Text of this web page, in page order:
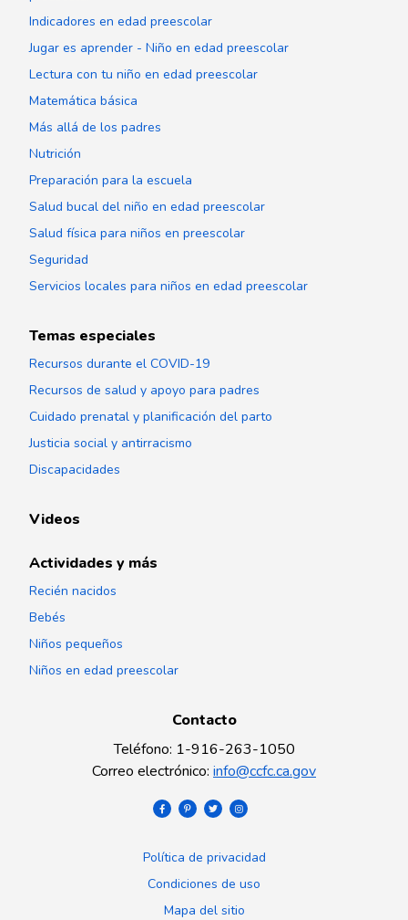
Indicadores en edad preescolar
Jugar es aprender - Niño en edad preescolar
Lectura con tu niño en edad preescolar
Matemática básica
Más allá de los padres
Nutrición
Preparación para la escuela
Salud bucal del niño en edad preescolar
Salud física para niños en preescolar
Seguridad
Servicios locales para niños en edad preescolar
Temas especiales
Recursos durante el COVID-19
Recursos de salud y apoyo para padres
Cuidado prenatal y planificación del parto
Justicia social y antirracismo
Discapacidades
Videos
Actividades y más
Recién nacidos
Bebés
Niños pequeños
Niños en edad preescolar
Contacto
Teléfono: 1-916-263-1050
Correo electrónico: info@ccfc.ca.gov
Política de privacidad
Condiciones de uso
Mapa del sitio